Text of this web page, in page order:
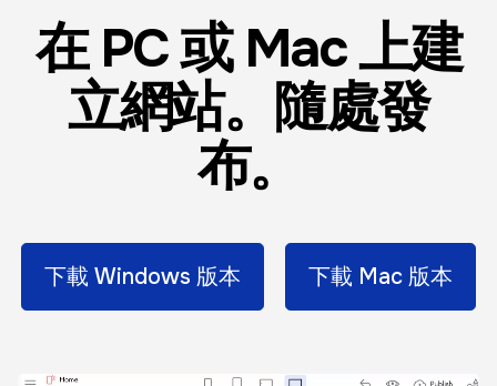
在 PC 或 Mac 上建
立網站。隨處發
布。
下載 Windows 版本 下載 Mac 版本